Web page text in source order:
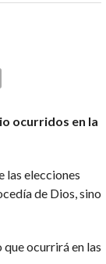
ocurridos en la
las elecciones
de Dios, sino
ocurrirá en las